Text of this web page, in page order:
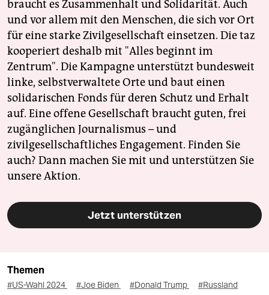
braucht es Zusammenhalt und Solidarität. Auch
und vor allem mit den Menschen, die sich vor Ort
für eine starke Zivilgesellschaft einsetzen. Die taz
kooperiert deshalb mit "Alles beginnt im
Zentrum". Die Kampagne unterstützt bundesweit
linke, selbstverwaltete Orte und baut einen
solidarischen Fonds für deren Schutz und Erhalt
auf. Eine offene Gesellschaft braucht guten, frei
zugänglichen Journalismus – und
zivilgesellschaftliches Engagement. Finden Sie
auch? Dann machen Sie mit und unterstützen Sie
unsere Aktion.
Jetzt unterstützen
Themen
#US-Wahl 2024 #Joe Biden #Donald Trump #Russland